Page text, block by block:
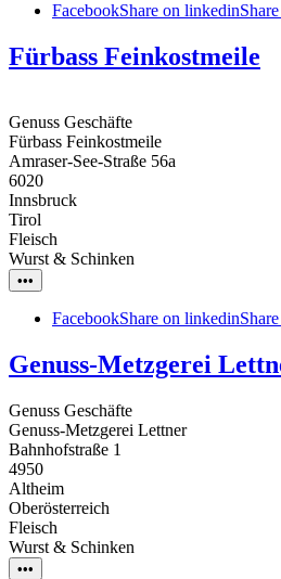
FacebookShare on linkedin
Fürbass Feinkostmeile
Genuss Geschäfte
Fürbass Feinkostmeile
Amraser-See-Straße 56a
6020
Innsbruck
Tirol
Fleisch
Wurst & Schinken
•••
FacebookShare on linkedin
Genuss-Metzgerei
Genuss Geschäfte
Genuss-Metzgerei Lettner
Bahnhofstraße 1
4950
Altheim
Oberösterreich
Fleisch
Wurst & Schinken
•••